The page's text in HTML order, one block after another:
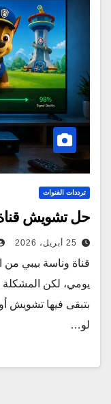
ترددات القنوات
حل تشويش قناة وناسة
25 أبريل، 2026
قناة وناسة بيبي من
يومي، لكن المشكلة
بتبقى فيها تشويش
لو…